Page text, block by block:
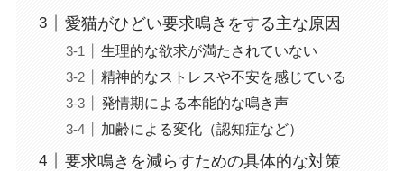
愛猫がひどい要求鳴きをする主な原因
生理的な欲求が満たされていない
精神的なストレスや不安を感じている
発情期による本能的な鳴き声
加齢による変化（認知症など）
要求鳴きを減らすための具体的な対策